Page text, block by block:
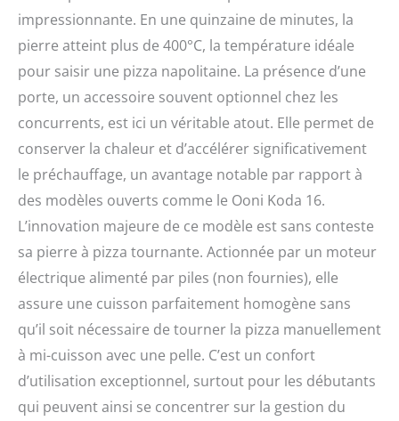
impressionnante. En une quinzaine de minutes, la
pierre atteint plus de 400°C, la température idéale
pour saisir une pizza napolitaine. La présence d’une
porte, un accessoire souvent optionnel chez les
concurrents, est ici un véritable atout. Elle permet de
conserver la chaleur et d’accélérer significativement
le préchauffage, un avantage notable par rapport à
des modèles ouverts comme le Ooni Koda 16.
L’innovation majeure de ce modèle est sans conteste
sa pierre à pizza tournante. Actionnée par un moteur
électrique alimenté par piles (non fournies), elle
assure une cuisson parfaitement homogène sans
qu’il soit nécessaire de tourner la pizza manuellement
à mi-cuisson avec une pelle. C’est un confort
d’utilisation exceptionnel, surtout pour les débutants
qui peuvent ainsi se concentrer sur la gestion du